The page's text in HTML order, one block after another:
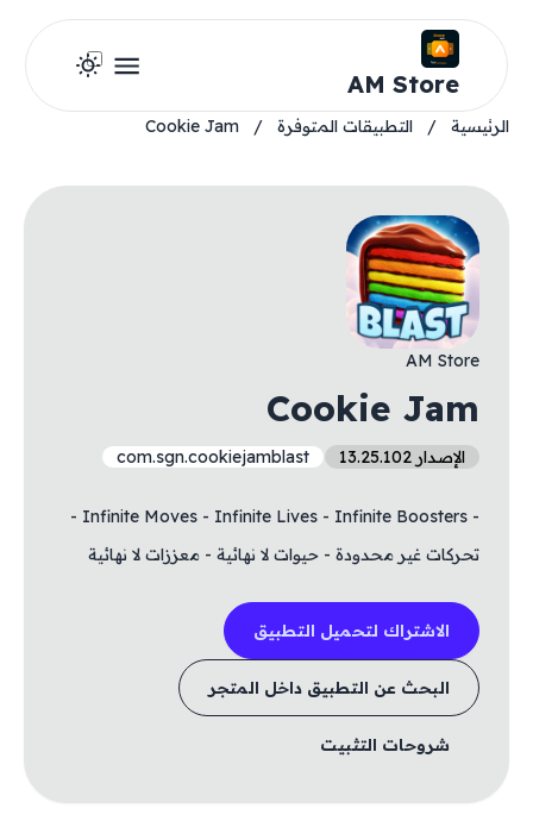
AM Store
الرئيسية / التطبيقات المتوفرة /
Cookie Jam
AM Store
Cookie Jam
الإصدار 13.25.102 com.sgn.cookiejamblast
- Infinite Moves - Infinite Lives - Infinite Boosters -
تحركات غير محدودة - حيوات لا نهائية - معززات لا نهائية
الاشتراك لتحميل التطبيق
البحث عن التطبيق داخل المتجر
شروحات التثبيت